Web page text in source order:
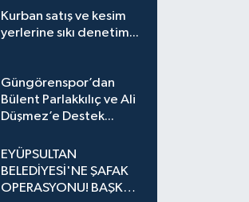
Kurban satış ve kesim
yerlerine sıkı denetim...
Güngörenspor’dan
Bülent Parlakkılıç ve Ali
Düşmez’e Destek...
EYÜPSULTAN
BELEDİYESİ'NE ŞAFAK
OPERASYONU! BAŞKAN